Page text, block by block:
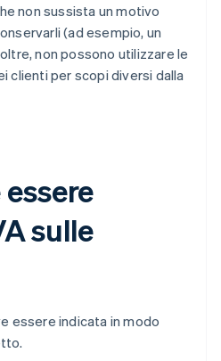
non sussista un motivo
(ad esempio, un
non possono utilizzare le
clienti per scopi diversi dalla
sulle
essere indicata in modo